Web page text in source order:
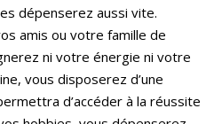
dépenserez aussi vite.
amis ou votre famille de
ni votre énergie ni votre
vous disposerez d’une
d’accéder à la réussite